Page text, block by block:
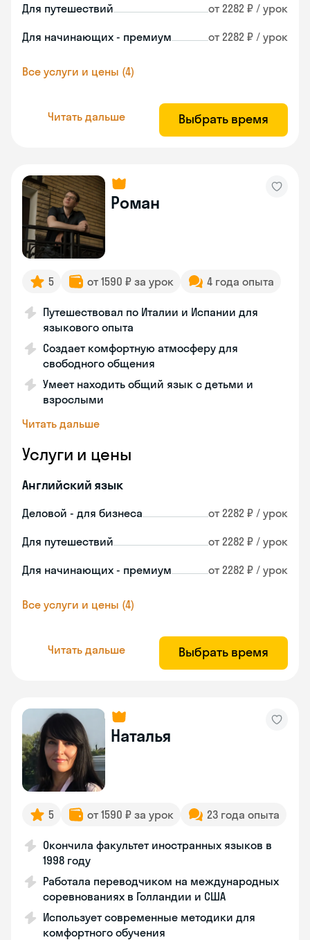
Для путешествий от 2282 ₽ / урок
Для начинающих - премиум от 2282 ₽ / урок
Все услуги и цены (4)
Читать дальше Выбрать время
Роман
5 от 1590 ₽ за урок 4 года опыта
Путешествовал по Италии и Испании для
языкового опыта
Создает комфортную атмосферу для
свободного общения
Умеет находить общий язык с детьми и
взрослыми
Читать дальше
Услуги и цены
Английский язык
Деловой - для бизнеса от 2282 ₽ / урок
Для путешествий от 2282 ₽ / урок
Для начинающих - премиум от 2282 ₽ / урок
Все услуги и цены (4)
Читать дальше Выбрать время
Наталья
5 от 1590 ₽ за урок 23 года опыта
Окончила факультет иностранных языков в
1998 году
Работала переводчиком на международных
соревнованиях в Голландии и США
Использует современные методики для
комфортного обучения